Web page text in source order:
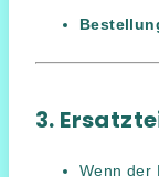
3.
Wenn der